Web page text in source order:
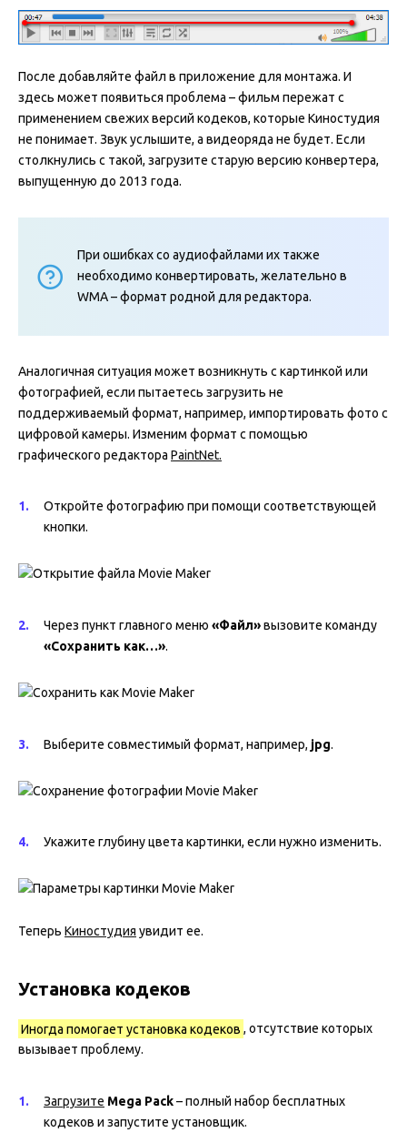
После добавляйте файл в приложение для монтажа. И
здесь может появиться проблема – фильм пережат с
применением свежих версий кодеков, которые Киностудия
не понимает. Звук услышите, а видеоряда не будет. Если
столкнулись с такой, загрузите старую версию конвертера,
выпущенную до 2013 года.
При ошибках со аудиофайлами их также
необходимо конвертировать, желательно в
WMA – формат родной для редактора.
Аналогичная ситуация может возникнуть с картинкой или
фотографией, если пытаетесь загрузить не
поддерживаемый формат, например, импортировать фото с
цифровой камеры. Изменим формат с помощью
графического редактора PaintNet.
Откройте фотографию при помощи соответствующей
кнопки.
Через пункт главного меню «Файл»вызовите команду
«Сохранить как…».
Выберите совместимый формат, например, jpg.
Укажите глубину цвета картинки, если нужно изменить.
Теперь Киностудия увидит ее.
Установка кодеков
Иногда помогает установка кодеков , отсутствие которых
вызывает проблему.
Загрузите Mega Pack– полный набор бесплатных
кодеков и запустите установщик.